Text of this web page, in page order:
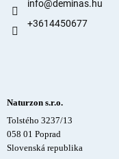
info@deminas.hu
+3614450677
Naturzon s.r.o.
Tolstého 3237/13
058 01 Poprad
Slovenská republika